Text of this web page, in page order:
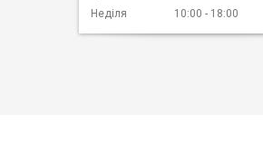
Неділя
10:00 18:00